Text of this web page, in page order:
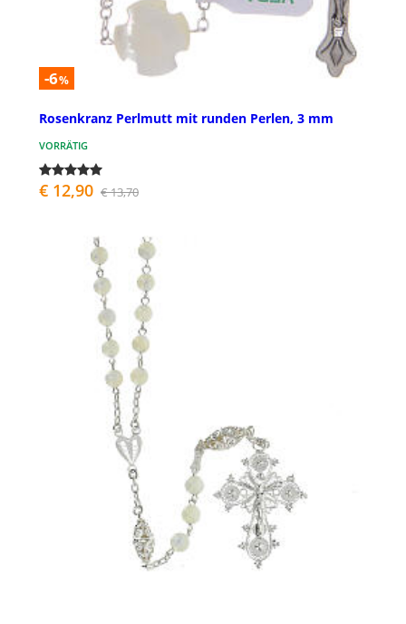
-6%
Rosenkranz Perlmutt mit runden Perlen, 3 mm
VORRÄTIG
€ 12,90 € 13,70